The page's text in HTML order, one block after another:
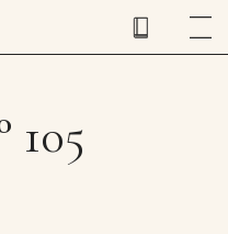
105